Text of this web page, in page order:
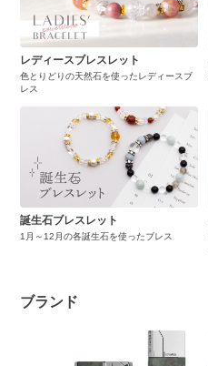
レディースブレスレット
色とりどりの天然石を使ったレディースブ
レス
誕生石ブレスレット
1月～12月の各誕生石を使ったブレス
ブランド